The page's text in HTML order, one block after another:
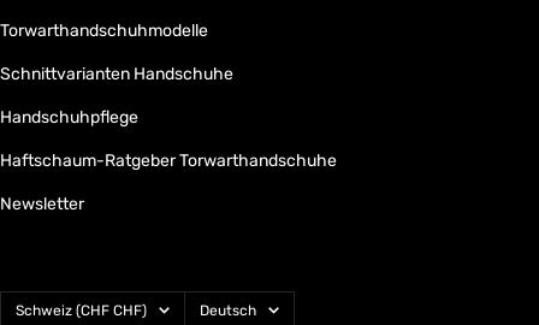
Torwarthandschuhmodelle
Schnittvarianten Handschuhe
Handschuhpflege
Haftschaum-Ratgeber Torwarthandschuhe
Newsletter
Land/Region
Schweiz (CHF CHF) Sprache
Deutsch